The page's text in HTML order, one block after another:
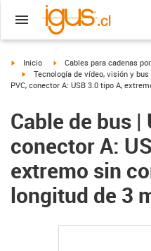
igus-icon-arrow-right
Inicio igus-icon-arrow-right
Cables para cadenas
igus-icon-arrow-right
Tecnología de vídeo, visión y bus
PVC, conector A: USB 3.0 tipo A,
Cable de bus |
conector A:
extremo sin
longitud de 3